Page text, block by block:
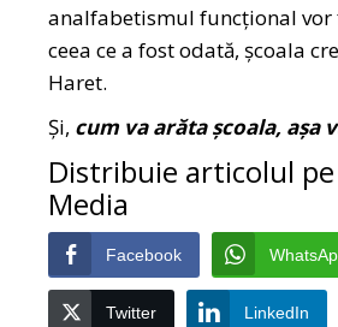
analfabetismul funcțional vor
ceea ce a fost odată, școala
Haret.
Și, cum va arăta școala, așa
Distribuie articolul pe
Media
Facebook
Twitter LinkedIn